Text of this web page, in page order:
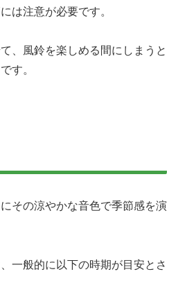
は注意が必要です。
、風鈴を楽しめる間にしまうと
す。
その涼やかな音色で季節感を演
一般的に以下の時期が目安とさ